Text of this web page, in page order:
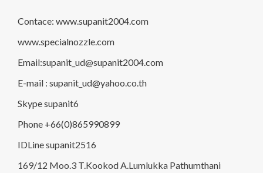
Contace: www.supanit2004.com
www.specialnozzle.com
Email:supanit_ud@supanit2004.com
E-mail : supanit_ud@yahoo.co.th
Skype supanit6
Phone +66(0)865990899
IDLine supanit2516
169/12 Moo.3 T.Kookod A.Lumlukka Pathumthani